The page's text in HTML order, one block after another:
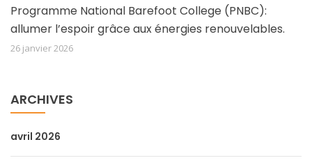
Programme National Barefoot College (PNBC):
allumer l’espoir grâce aux énergies renouvelables.
26 janvier 2026
ARCHIVES
avril 2026